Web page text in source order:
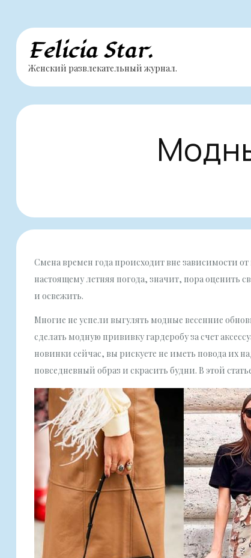
Перейти
содержимому
Felicia Star.
Женский развлекательный журнал.
Смена времен года происходит вне зависимости
настоящему летняя погода, значит, пора оценить
и освежить.
Многие не успели выгулять модные весенние
сделать модную прививку гардеробу за счет
новинки сейчас, вы рискуете не иметь повода их
повседневный образ и скрасить будни. В этой